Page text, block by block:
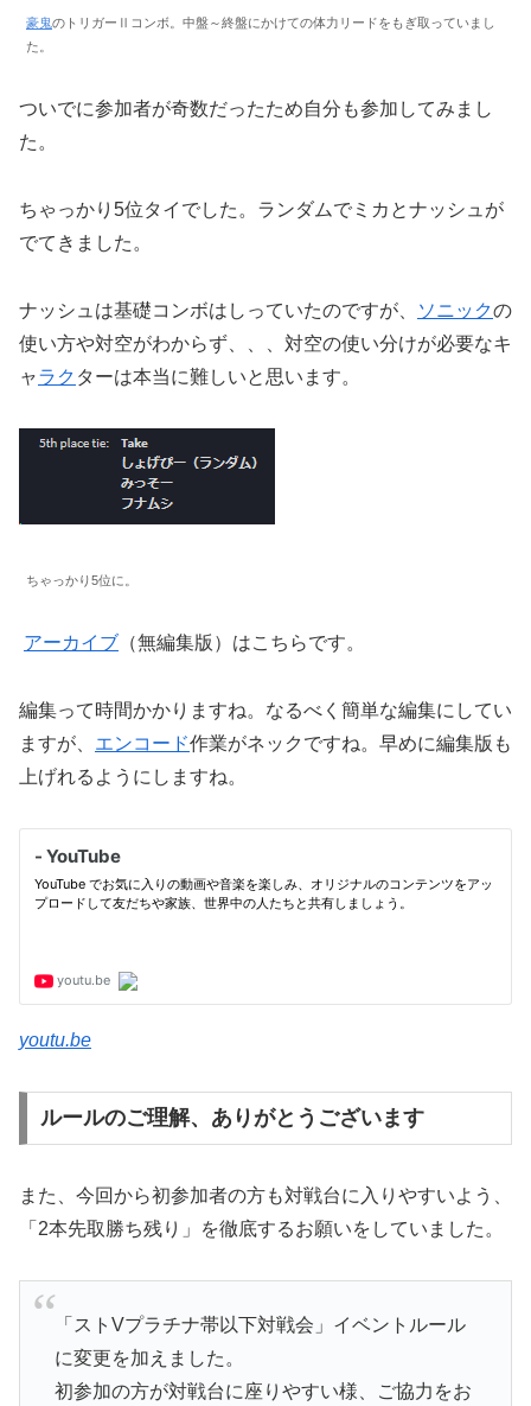
豪鬼のトリガーⅡコンボ。中盤～終盤にかけての体力リードをもぎ取っていまし
た。
ついでに参加者が奇数だったため自分も参加してみまし
た。
ちゃっかり5位タイでした。ランダムでミカとナッシュが
でてきました。
ナッシュは基礎コンボはしっていたのですが、 ソニックの
使い方や対空がわからず、、、対空の使い分けが必要なキ
ャラク ターは本当に難しいと思います。
ちゃっかり5位に。
アーカイブ （無編集版）はこちらです。
編集って時間かかりますね。なるべく簡単な編集にしてい
ますが、 エンコード作業がネックですね。早めに編集版も
上げれるようにしますね。
youtu.be
ルールのご理解、ありがとうございます
また、今回から初参加者の方も対戦台に入りやすいよう、
「2本先取勝ち残り」を徹底するお願いをしていました。
「ストVプラチナ帯以下対戦会」イベントルール
に変更を加えました。
初参加の方が対戦台に座りやすい様、ご協力をお